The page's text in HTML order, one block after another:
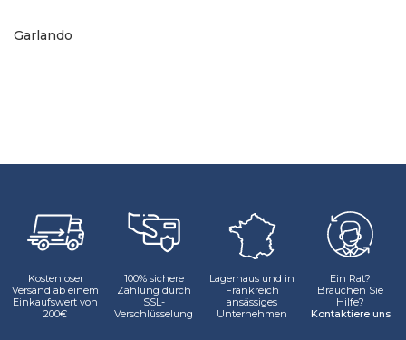
Garlando
Kostenloser
Versand ab einem
Einkaufswert von
200€
100% sichere
Zahlung durch
SSL-
Verschlüsselung
Lagerhaus und in
Frankreich
ansässiges
Unternehmen
Ein Rat?
Brauchen Sie
Hilfe?
Kontaktiere uns